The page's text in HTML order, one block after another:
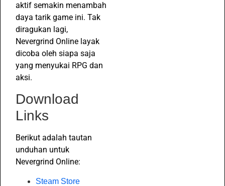
aktif semakin menambah
daya tarik game ini. Tak
diragukan lagi,
Nevergrind Online layak
dicoba oleh siapa saja
yang menyukai RPG dan
aksi.
Download
Links
Berikut adalah tautan
unduhan untuk
Nevergrind Online:
Steam Store